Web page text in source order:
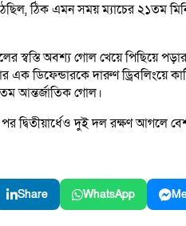
ঠিক এমন সময় ম্যাচের ২১তম
স্বস্তি অবশ্য গোল খেয়ে পিছিয়ে
এক ডিফেন্ডারকে দারুণ
আন্তর্জাতিক গোল।
পর দ্বিতীয়ার্ধেও দুই দল রক্ষণ আগলে
Share WhatsApp